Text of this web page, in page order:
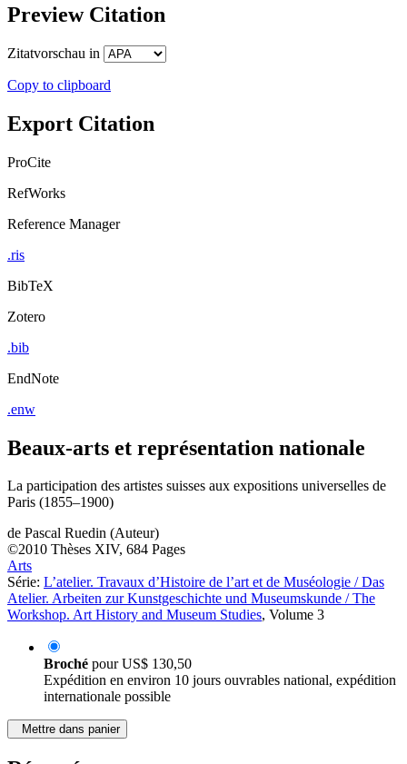
Preview Citation
Zitatvorschau in
Copy to clipboard
Export Citation
ProCite
RefWorks
Reference Manager
.ris
BibTeX
Zotero
.bib
EndNote
.enw
Beaux-arts et représentation nationale
La participation des artistes suisses aux expositions universelles de
Paris (1855–1900)
de Pascal Ruedin (Auteur)
©2010 Thèses XIV, 684 Pages
Arts
Série: L’atelier. Travaux d’Histoire de l’art et de Muséologie / Das
Atelier. Arbeiten zur Kunstgeschichte und Museumskunde / The
Workshop. Art History and Museum Studies, Volume 3
Broché pourUS$ 130,50
Expédition en environ 10 jours ouvrables national, expédition
internationale possible
Mettre dans panier